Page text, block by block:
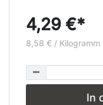
4,29 €*
8,58 € / Kilogramm
In